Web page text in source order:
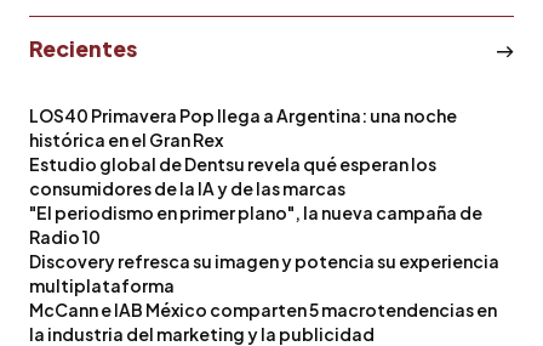
Recientes
LOS40 Primavera Pop llega a Argentina: una noche
histórica en el Gran Rex
Estudio global de Dentsu revela qué esperan los
consumidores de la IA y de las marcas
"El periodismo en primer plano", la nueva campaña de
Radio 10
Discovery refresca su imagen y potencia su experiencia
multiplataforma
McCann e IAB México comparten 5 macrotendencias en
la industria del marketing y la publicidad